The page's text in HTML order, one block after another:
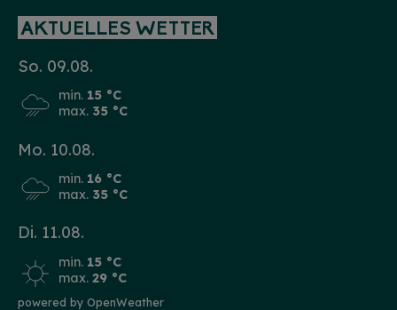
AKTUELLES WETTER
So. 09.08.
min. 15 °C
max. 35 °C
Mo. 10.08.
min. 16 °C
max. 35 °C
Di. 11.08.
min. 15 °C
max. 29 °C
powered by OpenWeather